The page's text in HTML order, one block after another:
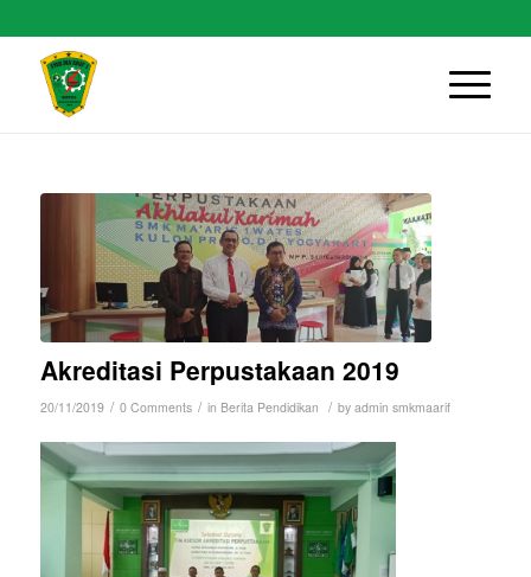
Akreditasi Perpustakaan 2019
20/11/2019 / 0 Comments / in Berita Pendidikan / by admin smkmaarif